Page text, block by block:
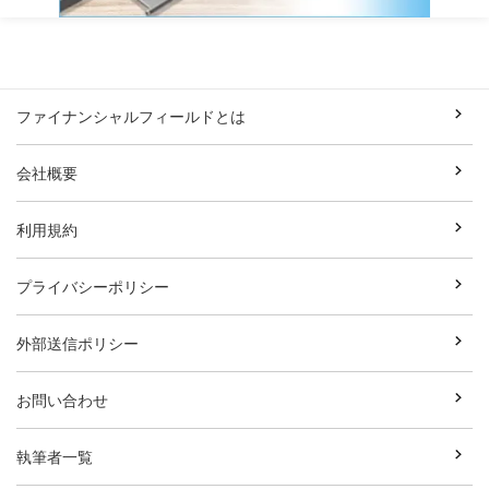
ファイナンシャルフィールドとは
会社概要
利用規約
プライバシーポリシー
外部送信ポリシー
お問い合わせ
執筆者一覧